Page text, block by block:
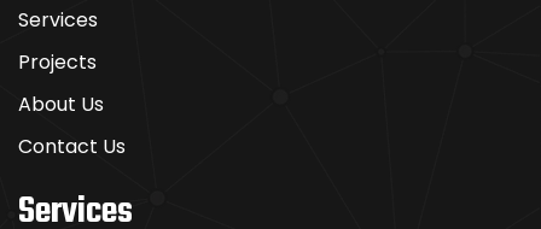
Services
Projects
About Us
Contact Us
Services